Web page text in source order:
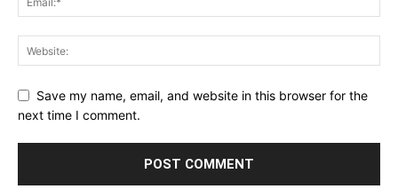
Save my name, email, and website in this browser for the
next time I comment.